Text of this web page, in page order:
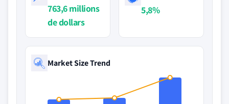
763,6 millions
de dollars
5,8%
Market Size Trend